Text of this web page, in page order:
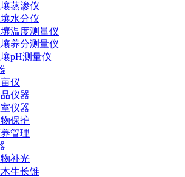
蒸渗仪
水分仪
温度测量仪
养分测量仪
pH测量仪
仪
仪器
仪器
保护
管理
补光
生长锥